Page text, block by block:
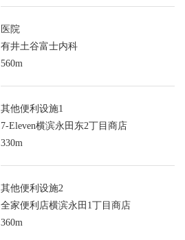
医院
有井土谷富士内科
560m
其他便利设施1
7-Eleven横滨永田东2丁目商店
330m
其他便利设施2
全家便利店横滨永田1丁目商店
360m